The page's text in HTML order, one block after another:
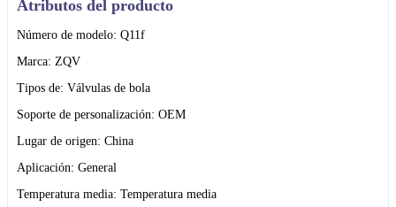
Atributos del producto
Número de modelo: Q11f
Marca: ZQV
Tipos de: Válvulas de bola
Soporte de personalización: OEM
Lugar de origen: China
Aplicación: General
Temperatura media: Temperatura media